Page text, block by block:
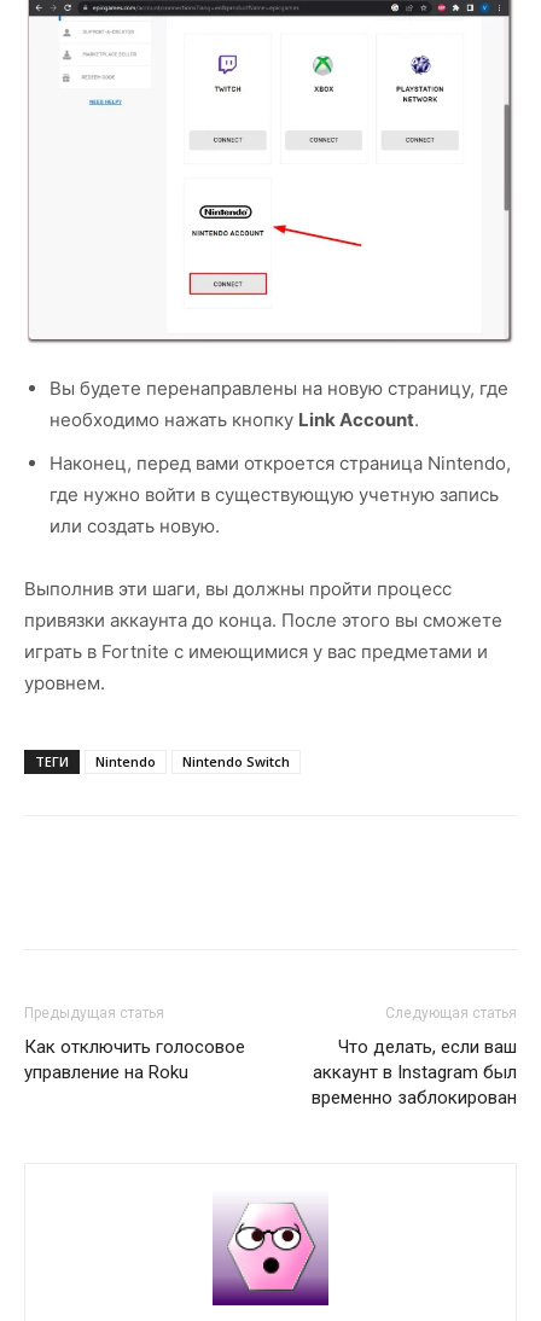
Вы будете перенаправлены на новую страницу, где
необходимо нажать кнопку Link Account.
Наконец, перед вами откроется страница Nintendo,
где нужно войти в существующую учетную запись
или создать новую.
Выполнив эти шаги, вы должны пройти процесс
привязки аккаунта до конца. После этого вы сможете
играть в Fortnite с имеющимися у вас предметами и
уровнем.
ТЕГИ Nintendo Nintendo Switch
Предыдущая статья
Как отключить голосовое
управление на Roku
Следующая статья
Что делать, если ваш
аккаунт в Instagram был
временно заблокирован